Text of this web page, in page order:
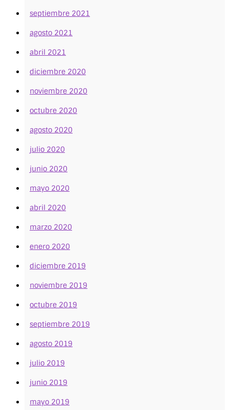
septiembre 2021
agosto 2021
abril 2021
diciembre 2020
noviembre 2020
octubre 2020
agosto 2020
julio 2020
junio 2020
mayo 2020
abril 2020
marzo 2020
enero 2020
diciembre 2019
noviembre 2019
octubre 2019
septiembre 2019
agosto 2019
julio 2019
junio 2019
mayo 2019